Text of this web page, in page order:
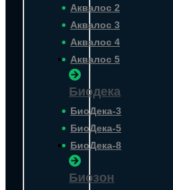
Аквалос 2
Аквалос 3
Аквалос 4
Аквалос 5
Биодека
БиоДека-3
БиоДека-5
БиоДека-8
Биозон